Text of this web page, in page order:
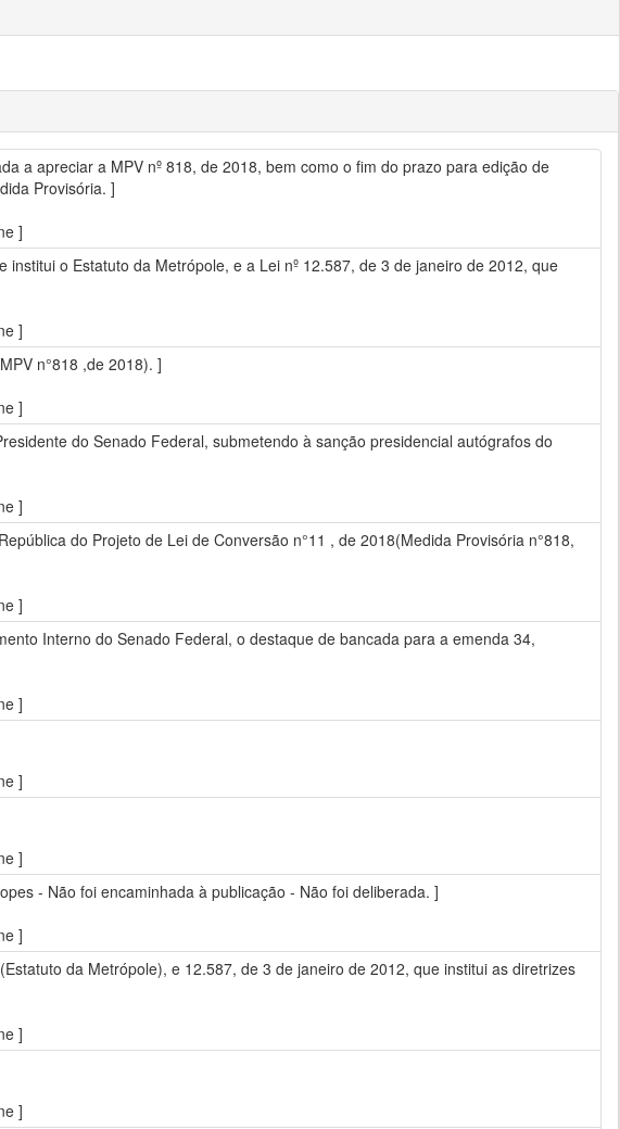
a apreciar a MPV nº 818, de 2018, bem como o fim do prazo para edição de
Provisória. ]
]
o Estatuto da Metrópole, e a Lei nº 12.587, de 3 de janeiro de 2012, que
]
n°818 ,de 2018). ]
]
do Senado Federal, submetendo à sanção presidencial autógrafos do
]
do Projeto de Lei de Conversão n°11 , de 2018(Medida Provisória n°818,
]
Interno do Senado Federal, o destaque de bancada para a emenda 34,
]
]
]
- Não foi encaminhada à publicação - Não foi deliberada. ]
]
da Metrópole), e 12.587, de 3 de janeiro de 2012, que institui as diretrizes
]
]